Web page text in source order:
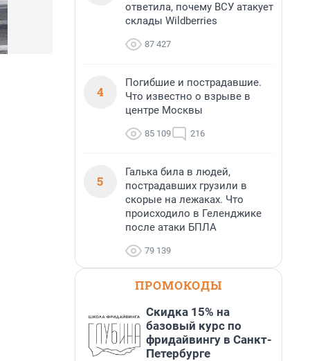
ответила, почему ВСУ атакует
склады Wildberries
87 427
4
Погибшие и пострадавшие.
Что известно о взрыве в
центре Москвы
85 109 216
5
Галька била в людей,
пострадавших грузили в
скорые на лежаках. Что
происходило в Геленджике
после атаки БПЛА
79 139
ПРОМОКОДЫ
Скидка 15% на
базовый курс по
фридайвингу в Санкт-
Петербурге